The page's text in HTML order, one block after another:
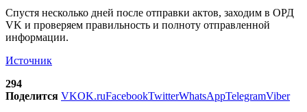
Спустя несколько дней после отправки актов, заходим в ОРД
VK и проверяем правильность и полноту отправленной
информации.
Источник
294
Поделится VKOK.ruFacebookTwitterWhatsAppTelegramViber